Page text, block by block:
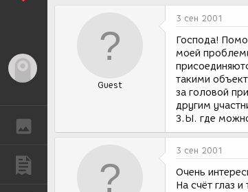
ПУБЛИКАЦИИ
Guest
3 сен 2001
Господа!
моей
такими
за головой
другим
З.Ы. где
3 сен 2001
Очень
На счёт глаз